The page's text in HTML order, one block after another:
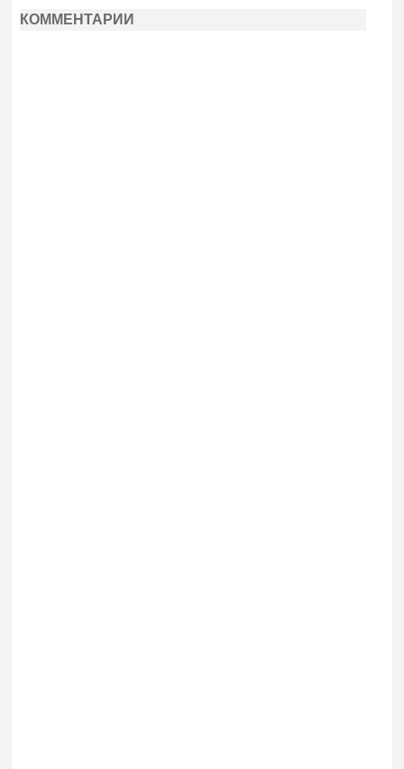
КОММЕНТАРИИ